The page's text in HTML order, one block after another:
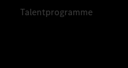
Talentprogramme